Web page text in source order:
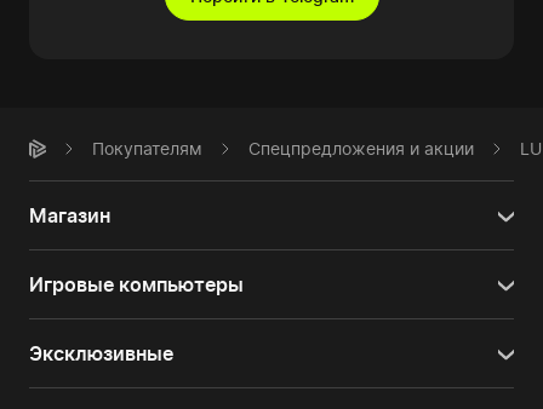
Покупателям Спецпредложения и акции
Магазин
Игровые компьютеры
Эксклюзивные